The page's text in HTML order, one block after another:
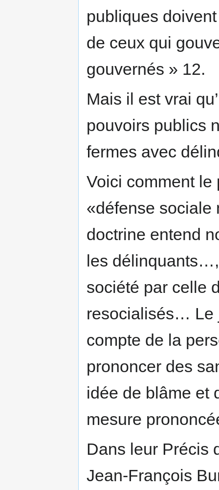
publiques
de ceux qui
gouvernés » 12.
Mais il est vrai
pouvoirs publics
fermes avec
Voici comment le
«défense sociale
doctrine entend
les
société par celle
resocialisés… Le
compte de la
prononcer des
idée de blâme et
mesure
Dans leur Précis
Jean-François